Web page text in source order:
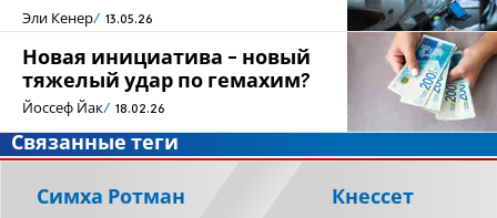
Эли Кенер 13.05.26
Новая инициатива - новый
тяжелый удар по гемахим?
Йоссеф Йак 18.02.26
Связанные теги
Симха Ротман Кнессет